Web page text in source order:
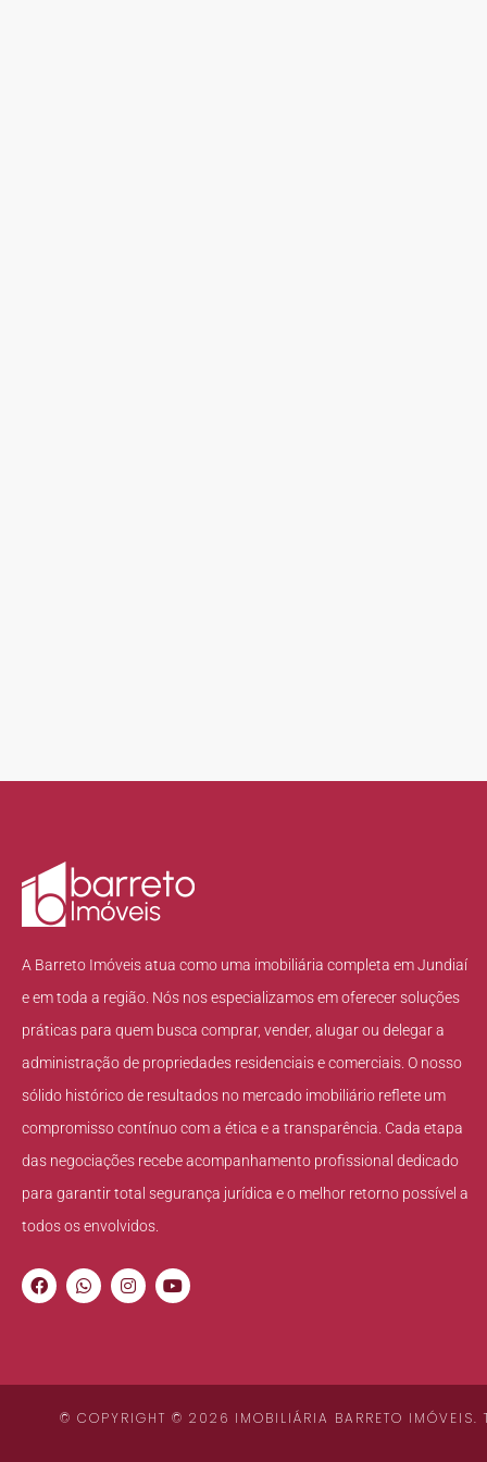
A Barreto Imóveis atua como uma imobiliária completa em Jundiaí
e em toda a região. Nós nos especializamos em oferecer soluções
práticas para quem busca comprar, vender, alugar ou delegar a
administração de propriedades residenciais e comerciais. O nosso
sólido histórico de resultados no mercado imobiliário reflete um
compromisso contínuo com a ética e a transparência. Cada etapa
das negociações recebe acompanhamento profissional dedicado
para garantir total segurança jurídica e o melhor retorno possível a
todos os envolvidos.
© COPYRIGHT © 2026 IMOBILIÁRIA BARRETO IMÓVEIS.